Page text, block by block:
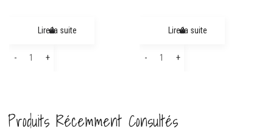
Lire la suite
-
quantité
biothane
+
Lire la suite
-
quantité
en
+
Produits Récemment Consultés